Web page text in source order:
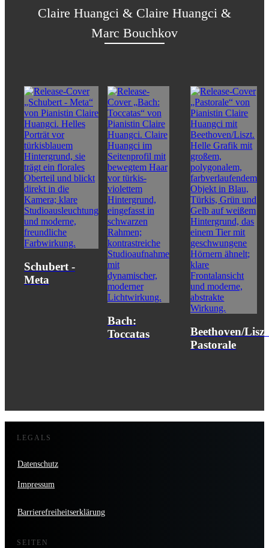
Claire Huangci & Claire Huangci &
Marc Bouchkov
Schubert -
Meta
Bach:
Toccatas
Beethoven/
Pastorale
LEGALS
Datenschutz
Impressum
Barrierefreiheitserklärung
SEITEN